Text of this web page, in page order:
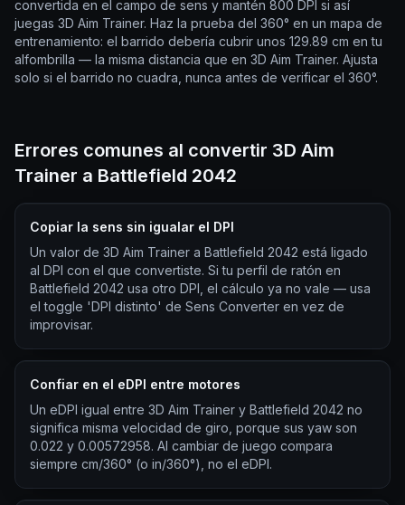
convertida en el campo de sens y mantén 800 DPI si así
juegas 3D Aim Trainer. Haz la prueba del 360° en un mapa de
entrenamiento: el barrido debería cubrir unos 129.89 cm en tu
alfombrilla — la misma distancia que en 3D Aim Trainer. Ajusta
solo si el barrido no cuadra, nunca antes de verificar el 360°.
Errores comunes al convertir 3D Aim
Trainer a Battlefield 2042
Copiar la sens sin igualar el DPI
Un valor de 3D Aim Trainer a Battlefield 2042 está ligado
al DPI con el que convertiste. Si tu perfil de ratón en
Battlefield 2042 usa otro DPI, el cálculo ya no vale — usa
el toggle 'DPI distinto' de Sens Converter en vez de
improvisar.
Confiar en el eDPI entre motores
Un eDPI igual entre 3D Aim Trainer y Battlefield 2042 no
significa misma velocidad de giro, porque sus yaw son
0.022 y 0.00572958. Al cambiar de juego compara
siempre cm/360° (o in/360°), no el eDPI.